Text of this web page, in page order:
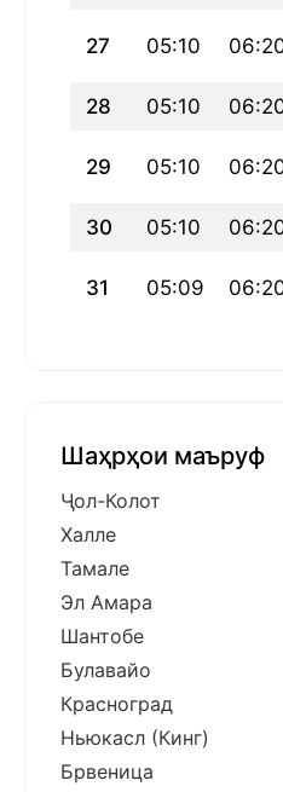
27 05:10
28 05:10
29 05:10
30 05:10
31 05:09
Шаҳрҳои маъруф
Ҷол-Колот
Халле
Тамале
Эл Амара
Шантобе
Булавайо
Красноград
Ньюкасл (Кинг)
Брвеница